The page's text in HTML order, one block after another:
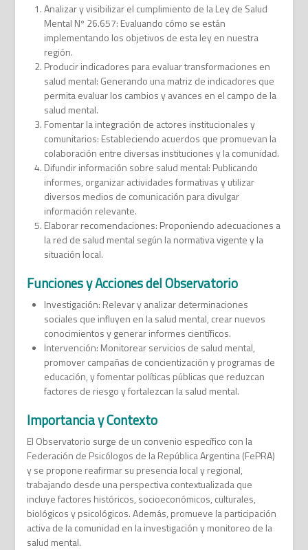
Analizar y visibilizar el cumplimiento de la Ley de Salud
Mental Nº 26.657: Evaluando cómo se están
implementando los objetivos de esta ley en nuestra
región.
Producir indicadores para evaluar transformaciones en
salud mental: Generando una matriz de indicadores que
permita evaluar los cambios y avances en el campo de la
salud mental.
Fomentar la integración de actores institucionales y
comunitarios: Estableciendo acuerdos que promuevan la
colaboración entre diversas instituciones y la comunidad.
Difundir información sobre salud mental: Publicando
informes, organizar actividades formativas y utilizar
diversos medios de comunicación para divulgar
información relevante.
Elaborar recomendaciones: Proponiendo adecuaciones a
la red de salud mental según la normativa vigente y la
situación local.
Funciones y Acciones del Observatorio
Investigación: Relevar y analizar determinaciones
sociales que influyen en la salud mental, crear nuevos
conocimientos y generar informes científicos.
Intervención: Monitorear servicios de salud mental,
promover campañas de concientización y programas de
educación, y fomentar políticas públicas que reduzcan
factores de riesgo y fortalezcan la salud mental.
Importancia y Contexto
El Observatorio surge de un convenio específico con la
Federación de Psicólogos de la República Argentina (FePRA)
y se propone reafirmar su presencia local y regional,
trabajando desde una perspectiva contextualizada que
incluye factores históricos, socioeconómicos, culturales,
biológicos y psicológicos. Además, promueve la participación
activa de la comunidad en la investigación y monitoreo de la
salud mental.